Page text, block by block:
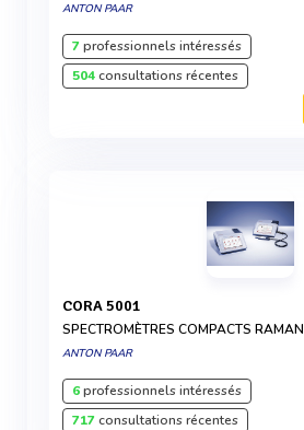
ANTON PAAR
7professionnels intéressés
504consultations récentes
CORA 5001
SPECTROMÈTRES COMPACTS RAMAN
ANTON PAAR
6professionnels intéressés
717consultations récentes